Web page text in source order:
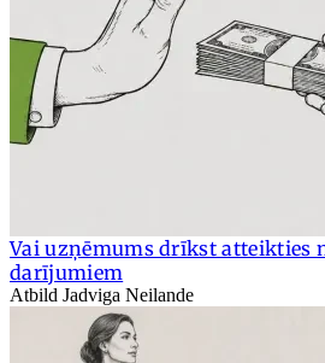
Vai uzņēmums drīkst atteikties
darījumiem
Atbild Jadviga Neilande